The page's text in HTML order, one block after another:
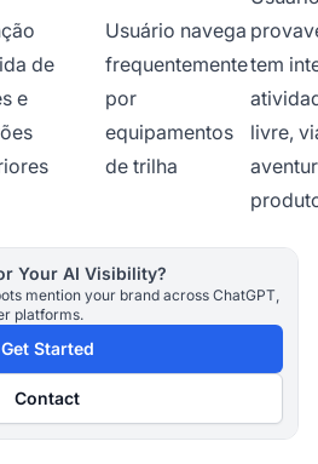
de
e
Usuário navega
frequentemente
por
equipamentos
de trilha
tem
livre,
Your AI Visibility?
mention your brand across ChatGPT,
platforms.
Get Started
Contact